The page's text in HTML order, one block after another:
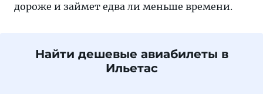
дороже и займет едва ли меньше времени.
Найти дешевые авиабилеты в
Ильетас